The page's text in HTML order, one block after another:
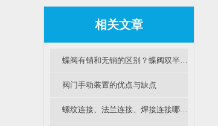
相关文章
蝶阀有销和无销的区别？蝶阀双半轴和通轴的区别？
阀门手动装置的优点与缺点
螺纹连接、法兰连接、焊接连接哪种阀门连接形式是你的菜？